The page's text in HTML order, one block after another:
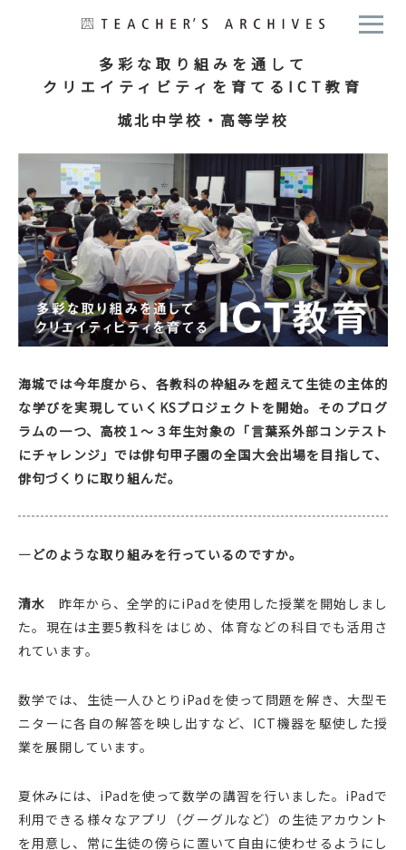
多彩な取り組みを通して
クリエイティビティを育てるICT教育
城北中学校・高等学校
海城では今年度から、各教科の枠組みを超えて生徒の主体的
な学びを実現していくKSプロジェクトを開始。そのプログ
ラムの一つ、高校１〜３年生対象の「言葉系外部コンテスト
にチャレンジ」では俳句甲子園の全国大会出場を目指して、
俳句づくりに取り組んだ。
—どのような取り組みを行っているのですか。
清水 昨年から、全学的にiPadを使用した授業を開始しまし
た。現在は主要5教科をはじめ、体育などの科目でも活用さ
れています。
数学では、生徒一人ひとりiPadを使って問題を解き、大型モ
ニターに各自の解答を映し出すなど、ICT機器を駆使した授
業を展開しています。
夏休みには、iPadを使って数学の講習を行いました。iPadで
利用できる様々なアプリ（グーグルなど）の生徒アカウント
を用意し、常に生徒の傍らに置いて自由に使わせるようにし